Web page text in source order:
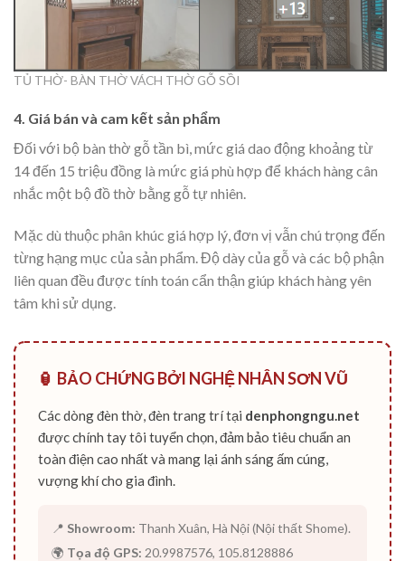
TỦ THỜ- BÀN THỜ VÁCH THỜ GỖ SỒI
4. Giá bán và cam kết sản phẩm
Đối với bộ bàn thờ gỗ tần bì, mức giá dao động khoảng từ
14 đến 15 triệu đồng là mức giá phù hợp để khách hàng cân
nhắc một bộ đồ thờ bằng gỗ tự nhiên.
Mặc dù thuộc phân khúc giá hợp lý, đơn vị vẫn chú trọng đến
từng hạng mục của sản phẩm. Độ dày của gỗ và các bộ phận
liên quan đều được tính toán cẩn thận giúp khách hàng yên
tâm khi sử dụng.
🏮 BẢO CHỨNG BỞI NGHỆ NHÂN SƠN VŨ
Các dòng đèn thờ, đèn trang trí tại denphongngu.net
được chính tay tôi tuyển chọn, đảm bảo tiêu chuẩn an
toàn điện cao nhất và mang lại ánh sáng ấm cúng,
vượng khí cho gia đình.
📍 Showroom: Thanh Xuân, Hà Nội (Nội thất Shome).
🌍 Tọa độ GPS: 20.9987576, 105.8128886